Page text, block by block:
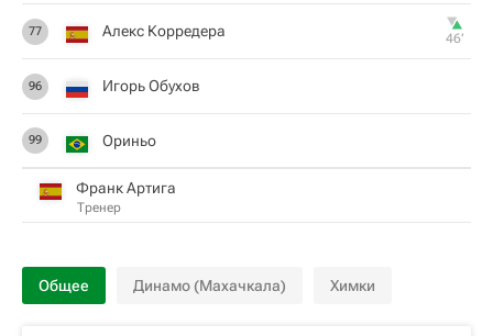
77 Алекс Корредера 46‎’‎
96 Игорь Обухов
99 Ориньо
Франк Артига
Тренер
Общее Динамо (Махачкала) Химки